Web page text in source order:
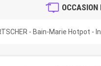
- Bain-Marie Hotpot -